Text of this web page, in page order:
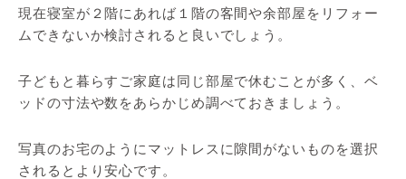
現在寝室が２階にあれば１階の客間や余部屋をリフォー
ムできないか検討されると良いでしょう。
子どもと暮らすご家庭は同じ部屋で休むことが多く、ベ
ッドの寸法や数をあらかじめ調べておきましょう。
写真のお宅のようにマットレスに隙間がないものを選択
されるとより安心です。